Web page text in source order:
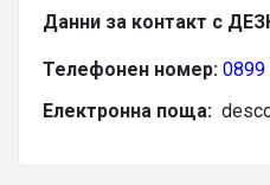
Данни за контакт с
Телефонен номер: 0899
Електронна поща: